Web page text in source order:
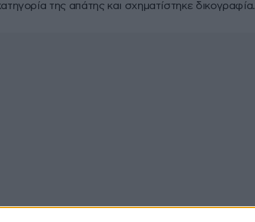
της απάτης και σχηματίστηκε δικογραφία.